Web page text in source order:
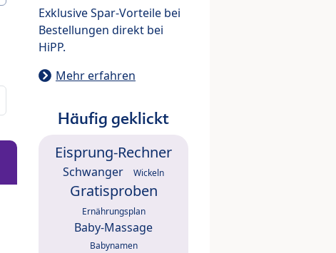
Exklusive Spar-Vorteile bei
Bestellungen direkt bei
HiPP.
Mehr erfahren
Häufig geklickt
Eisprung-Rechner
Schwanger Wickeln
Gratisproben
Ernährungsplan
Baby-Massage
Babynamen